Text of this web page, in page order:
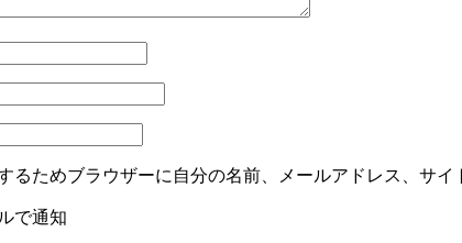
るためブラウザーに自分の名前、メールアドレス、サイ
で通知